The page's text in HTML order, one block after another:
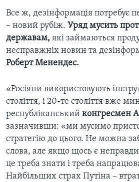
Все ж, дезінформація потребує
– новий рубіж. Уряд мусить
державам, які займаються
несправжніх новин та
Роберт Менендес.
«Росіяни використовують
століття, і 20-те століття вже
республіканський конгресмен
зазначивши: «ми мусимо
стратегію до цього. Не можна
слова, але якщо щось є
це треба знати і треба
Найбільших страх Путіна –